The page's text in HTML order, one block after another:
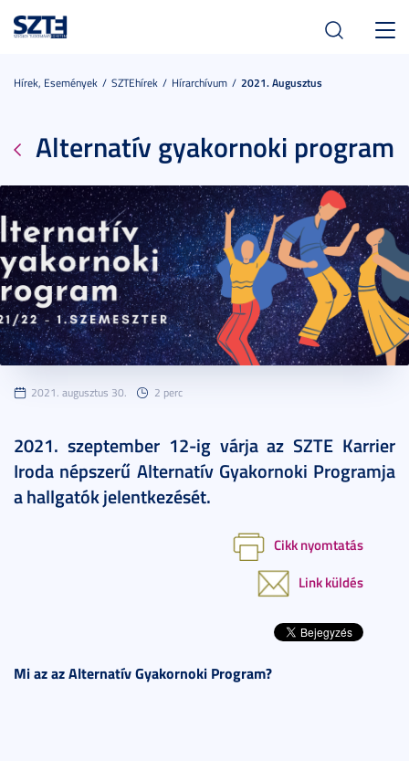
Hírek, Események SZTEhírek Hírarchívum 2021. Augusztus
Alternatív gyakornoki program
2021. augusztus 30. 2 perc
2021. szeptember 12-ig várja az SZTE Karrier
Iroda népszerű Alternatív Gyakornoki Programja
a hallgatók jelentkezését.
Cikk nyomtatás
Link küldés
Mi az az Alternatív Gyakornoki Program?